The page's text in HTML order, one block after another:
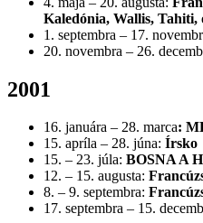
Kaledónia, Wallis, Tahiti,
1. septembra – 17.
20. novembra – 26.
2001
16. januára – 28. marca:
15. apríla – 28. júna: Írsko
15. – 23. júla: BOSNA A
12. – 15. augusta:
8. – 9. septembra:
17. septembra – 15.